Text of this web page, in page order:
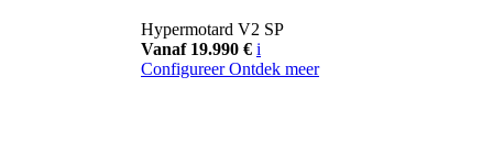
Hypermotard V2 SP
Vanaf 19.990 € i
Configureer Ontdek meer